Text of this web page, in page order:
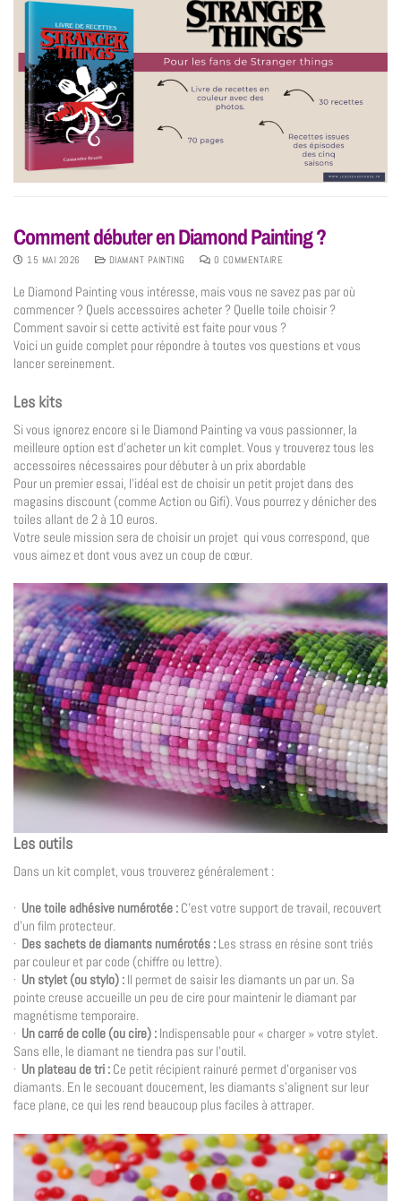
Comment débuter en Diamond Painting ?
15 MAI 2026 DIAMANT PAINTING 0 COMMENTAIRE
Le Diamond Painting vous intéresse, mais vous ne savez pas par où
commencer ? Quels accessoires acheter ? Quelle toile choisir ?
Comment savoir si cette activité est faite pour vous ?
Voici un guide complet pour répondre à toutes vos questions et vous
lancer sereinement.
Les kits
Si vous ignorez encore si le Diamond Painting va vous passionner, la
meilleure option est d’acheter un kit complet. Vous y trouverez tous les
accessoires nécessaires pour débuter à un prix abordable
Pour un premier essai, l’idéal est de choisir un petit projet dans des
magasins discount (comme Action ou Gifi). Vous pourrez y dénicher des
toiles allant de 2 à 10 euros.
Votre seule mission sera de choisir un projet qui vous correspond, que
vous aimez et dont vous avez un coup de cœur.
Les outils
Dans un kit complet, vous trouverez généralement :
· Une toile adhésive numérotée : C’est votre support de travail, recouvert
d’un film protecteur.
· Des sachets de diamants numérotés : Les strass en résine sont triés
par couleur et par code (chiffre ou lettre).
· Un stylet (ou stylo) : Il permet de saisir les diamants un par un. Sa
pointe creuse accueille un peu de cire pour maintenir le diamant par
magnétisme temporaire.
· Un carré de colle (ou cire) : Indispensable pour « charger » votre stylet.
Sans elle, le diamant ne tiendra pas sur l’outil.
· Un plateau de tri : Ce petit récipient rainuré permet d’organiser vos
diamants. En le secouant doucement, les diamants s’alignent sur leur
face plane, ce qui les rend beaucoup plus faciles à attraper.